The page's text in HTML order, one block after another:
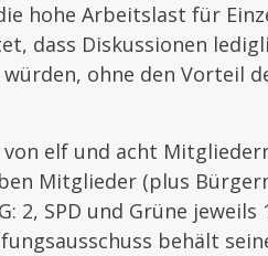
hohe Arbeitslast für
dass Diskussionen
ohne den Vorteil
elf und acht
Mitglieder (plus
2, SPD und Grüne jeweils
behält